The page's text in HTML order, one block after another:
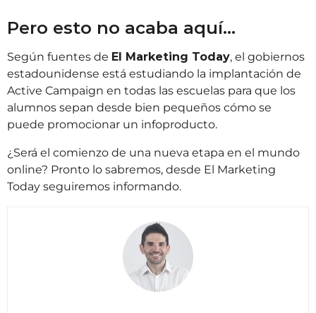
Pero esto no acaba aquí…
Según fuentes de El Marketing Today, el gobiernos
estadounidense está estudiando la implantación de
Active Campaign en todas las escuelas para que los
alumnos sepan desde bien pequeños cómo se
puede promocionar un infoproducto.
¿Será el comienzo de una nueva etapa en el mundo
online? Pronto lo sabremos, desde El Marketing
Today seguiremos informando.